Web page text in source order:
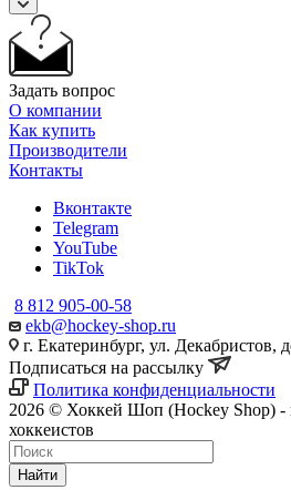
Задать вопрос
О компании
Как купить
Производители
Контакты
Вконтакте
Telegram
YouTube
TikTok
8 812 905-00-58
ekb@hockey-shop.ru
г. Екатеринбург, ул. Декабристов,
Подписаться на рассылку
Политика конфиденциальности
2026 © Хоккей Шоп (Hockey Shop) -
хоккеистов
Найти